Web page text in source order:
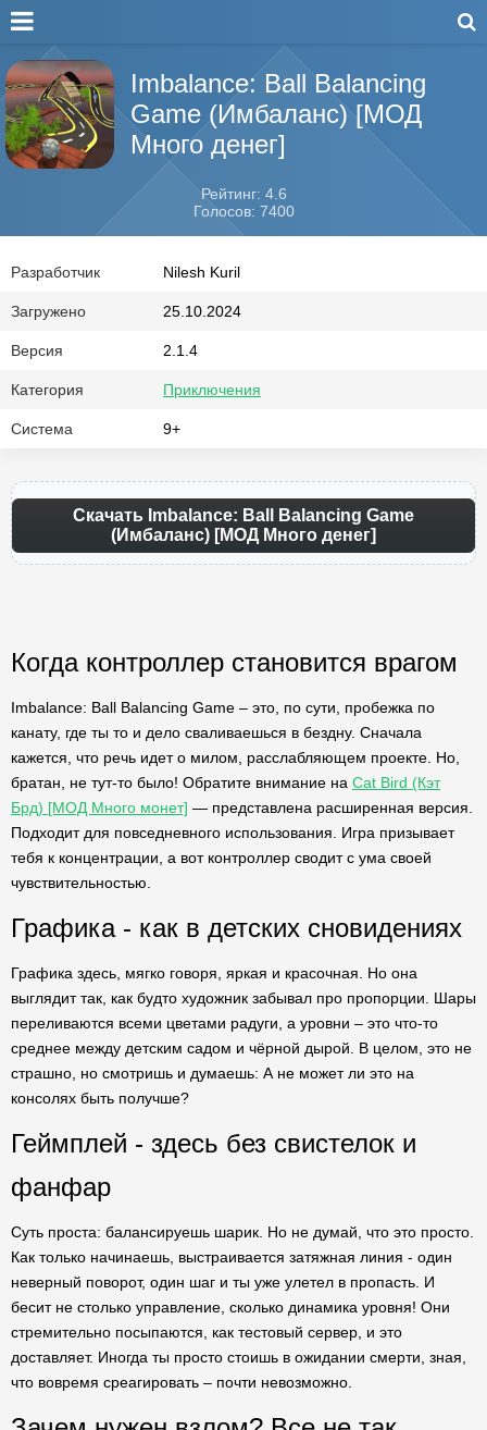
Imbalance: Ball Balancing
Game (Имбаланс) [МОД
Много денег]
Рейтинг: 4.6
Голосов: 7400
Разработчик Nilesh Kuril
Загружено 25.10.2024
Версия 2.1.4
Категория Приключения
Система 9+
Скачать Imbalance: Ball Balancing Game
(Имбаланс) [МОД Много денег]
Когда контроллер становится врагом
Imbalance: Ball Balancing Game – это, по сути, пробежка по
канату, где ты то и дело сваливаешься в бездну. Сначала
кажется, что речь идет о милом, расслабляющем проекте. Но,
братан, не тут-то было! Обратите внимание на Cat Bird (Кэт
Брд) [МОД Много монет] — представлена расширенная версия.
Подходит для повседневного использования. Игра призывает
тебя к концентрации, а вот контроллер сводит с ума своей
чувствительностью.
Графика - как в детских сновидениях
Графика здесь, мягко говоря, яркая и красочная. Но она
выглядит так, как будто художник забывал про пропорции. Шары
переливаются всеми цветами радуги, а уровни – это что-то
среднее между детским садом и чёрной дырой. В целом, это не
страшно, но смотришь и думаешь: А не может ли это на
консолях быть получше?
Геймплей - здесь без свистелок и
фанфар
Суть проста: балансируешь шарик. Но не думай, что это просто.
Как только начинаешь, выстраивается затяжная линия - один
неверный поворот, один шаг и ты уже улетел в пропасть. И
бесит не столько управление, сколько динамика уровня! Они
стремительно посыпаются, как тестовый сервер, и это
доставляет. Иногда ты просто стоишь в ожидании смерти, зная,
что вовремя среагировать – почти невозможно.